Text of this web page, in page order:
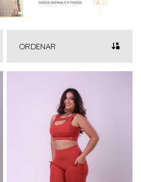
ORDENAR